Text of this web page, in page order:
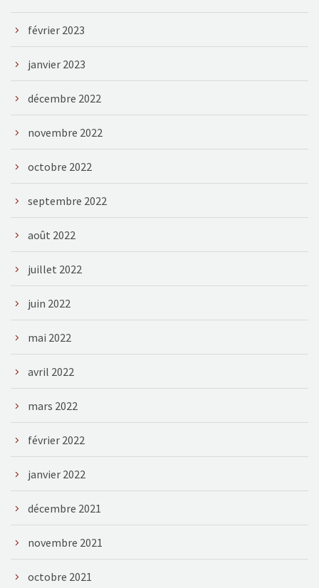
février 2023
janvier 2023
décembre 2022
novembre 2022
octobre 2022
septembre 2022
août 2022
juillet 2022
juin 2022
mai 2022
avril 2022
mars 2022
février 2022
janvier 2022
décembre 2021
novembre 2021
octobre 2021